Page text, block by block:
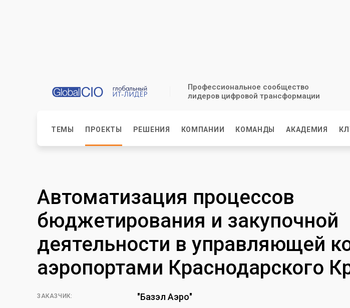
Профессиональное сообщество
лидеров цифровой трансформации
ТЕМЫ ПРОЕКТЫ РЕШЕНИЯ КОМПАНИИ КОМАНДЫ АКАДЕМИЯ
Автоматизация процессов
бюджетирования и закупочной
деятельности в управляющей
аэропортами Краснодарского
ЗАКАЗЧИК: "Базэл Аэро"